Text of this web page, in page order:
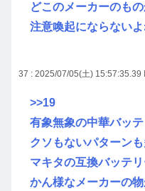
どこのメーカーのも
注意喚起にならない
37 : 2025/07/05(土) 15:57:35.39
>>19
有象無象の中華バッ
クソもないパターン
マキタの互換バッテ
かん様なメーカーの